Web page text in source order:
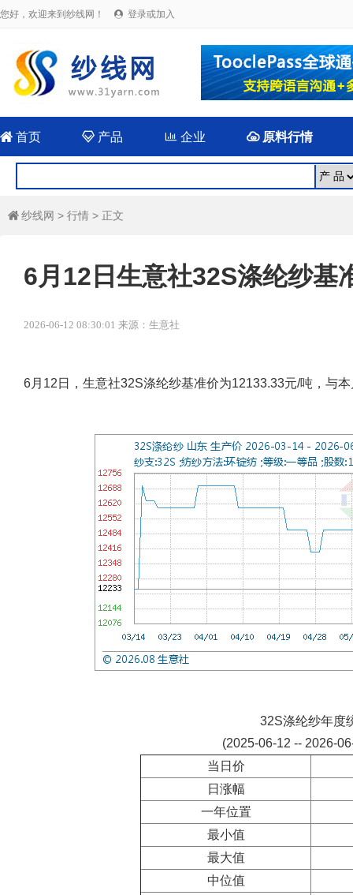
您好，欢迎来到纱线网！  登录或加入
 首页  产品 企业 原料行情
 纱线网 > 行情 > 正文
6月12日生意社32S涤纶纱基
2026-06-12 08:30:01 来源：生意社
6月12日，生意社32S涤纶纱基准价为12133.33元/吨，与
32S涤纶纱年度
(2025-06-12 -- 2026-
当日价
日涨幅
一年位置
最小值
最大值
中位值